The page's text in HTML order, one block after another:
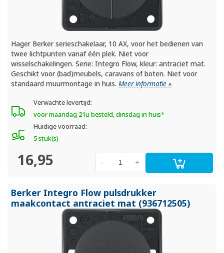
Hager Berker serieschakelaar, 10 AX, voor het bedienen van
twee lichtpunten vanaf één plek. Niet voor
wisselschakelingen. Serie: Integro Flow, kleur: antraciet mat.
Geschikt voor (bad)meubels, caravans of boten. Niet voor
standaard muurmontage in huis.Meer informatie »
Verwachte levertijd:
voor maandag 21u besteld, dinsdag in huis*
Huidige voorraad:
5 stuk(s)
16,95 +
-
Berker Integro Flow pulsdrukker
maakcontact antraciet mat (936712505)